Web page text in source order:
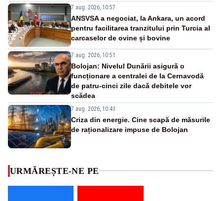
7 aug. 2026, 10:57
ANSVSA a negociat, la Ankara, un acord
pentru facilitarea tranzitului prin Turcia al
carcaselor de ovine și bovine
7 aug. 2026, 10:51
Bolojan: Nivelul Dunării asigură o
funcționare a centralei de la Cernavodă
de patru-cinci zile dacă debitele vor
scădea
7 aug. 2026, 10:43
Criza din energie. Cine scapă de măsurile
de raționalizare impuse de Bolojan
URMĂREȘTE-NE PE